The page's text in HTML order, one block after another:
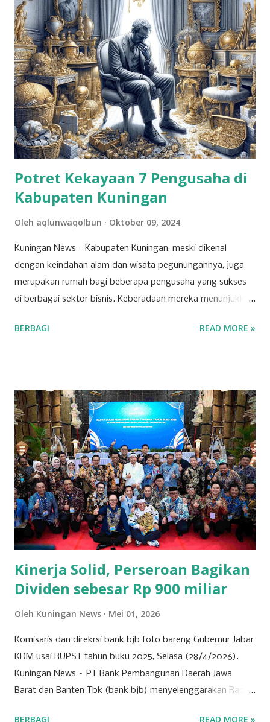
Potret Kekayaan 7 Pengusaha di
Kabupaten Kuningan
Oleh aqlunwaqolbun Oktober 09, 2024
Kuningan News - Kabupaten Kuningan, meski dikenal
dengan keindahan alam dan wisata pegunungannya, juga
merupakan rumah bagi beberapa pengusaha yang sukses
di berbagai sektor bisnis. Keberadaan mereka menunjukkan
berkembang pesat, dipicu oleh inovasi dan ketekunan para
sehari-hari. Para pengusaha yang sukses di sektor ini
berhasil mengelola jaringan ritel yang luas dan berkontribusi
signifikan terhadap roda perekonomian daerah.
Keberhasilan mereka tak lepas dari strategi bisnis yang
tepat dan kemampuan menyesuaikan diri dengan
kebutuhan pasar yang dinamis. Selain ritel, sektor properti
dan konstruksi juga menjadi pilar penting bagi
perekonomian Kuningan. Beberapa perusahaan besar di
bidang ini terlibat dalam pembangunan infrastruktur yang
tidak hanya bermanfaat bagi daerah, tetapi...
BERBAGI READ MORE »
Kinerja Solid, Perseroan Bagikan
Dividen sebesar Rp 900 miliar
Oleh Kuningan News Mei 01, 2026
Komisaris dan direkrsi bank bjb foto bareng Gubernur Jabar
KDM usai RUPST tahun buku 2025, Selasa (28/4/2026).
Kuningan News – PT Bank Pembangunan Daerah Jawa
Barat dan Banten Tbk (bank bjb) menyelenggarakan Rapat
BERBAGI READ MORE »